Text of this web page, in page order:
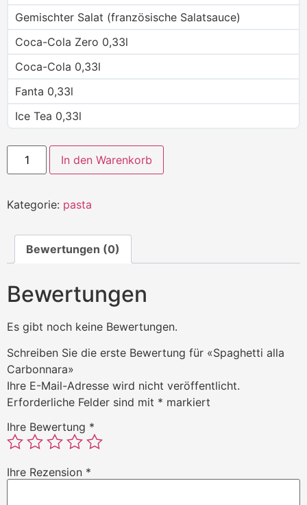
Gemischter Salat (französische Salatsauce)
Coca-Cola Zero 0,33l
Coca-Cola 0,33l
Fanta 0,33l
Ice Tea 0,33l
In den Warenkorb
Kategorie: pasta
Bewertungen (0)
Bewertungen
Es gibt noch keine Bewertungen.
Schreiben Sie die erste Bewertung für «Spaghetti alla
Carbonnara»
Ihre E-Mail-Adresse wird nicht veröffentlicht.
Erforderliche Felder sind mit * markiert
Ihre Bewertung *
Ihre Rezension *